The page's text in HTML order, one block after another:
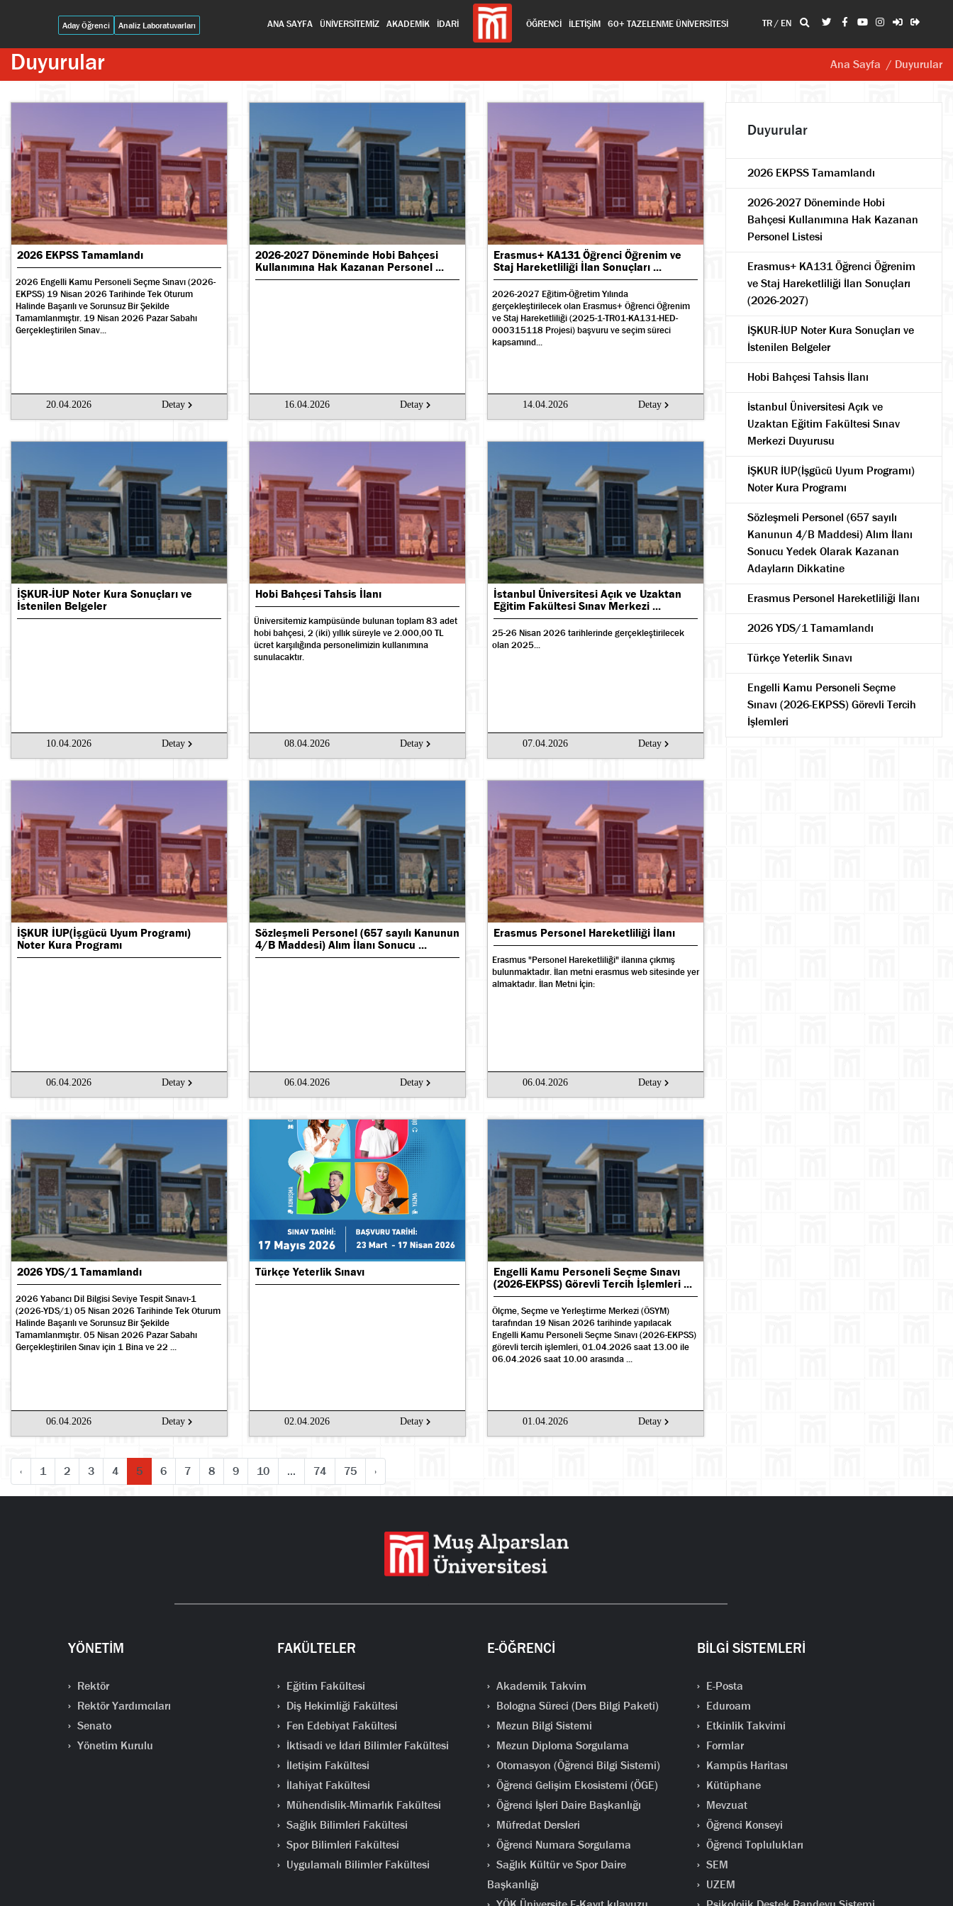
Aday Öğrenci Analiz Laboratuvarları ANA SAYFA ÜNİVERSİTEMİZ AKADEMİK İDARİ ÖĞRENCİ İLETİŞİM 60+ TAZELENME ÜNİVERSİTESİ TR/ EN
Duyurular Ana Sayfa / Duyurular
2026 EKPSS Tamamlandı
2026 Engelli Kamu Personeli Seçme Sınavı (2026-
EKPSS) 19 Nisan 2026 Tarihinde Tek Oturum
Halinde Başarılı ve Sorunsuz Bir Şekilde
Tamamlanmıştır. 19 Nisan 2026 Pazar Sabahı
Gerçekleştirilen Sınav...
20.04.2026 Detay
2026-2027 Döneminde Hobi Bahçesi
Kullanımına Hak Kazanan Personel ...
16.04.2026 Detay
Erasmus+ KA131 Öğrenci Öğrenim ve
Staj Hareketliliği İlan Sonuçları ...
2026-2027 Eğitim-Öğretim Yılında
gerçekleştirilecek olan Erasmus+ Öğrenci Öğrenim
ve Staj Hareketliliği (2025-1-TR01-KA131-HED-
000315118 Projesi) başvuru ve seçim süreci
kapsamınd...
14.04.2026 Detay
İŞKUR-İUP Noter Kura Sonuçları ve
İstenilen Belgeler
10.04.2026 Detay
Hobi Bahçesi Tahsis İlanı
Üniversitemiz kampüsünde bulunan toplam 83 adet
hobi bahçesi, 2 (iki) yıllık süreyle ve 2.000,00 TL
ücret karşılığında personelimizin kullanımına
sunulacaktır.
08.04.2026 Detay
İstanbul Üniversitesi Açık ve Uzaktan
Eğitim Fakültesi Sınav Merkezi ...
25-26 Nisan 2026 tarihlerinde gerçekleştirilecek
olan 2025...
07.04.2026 Detay
İŞKUR İUP(İşgücü Uyum Programı)
Noter Kura Programı
06.04.2026 Detay
Sözleşmeli Personel (657 sayılı Kanunun
4/B Maddesi) Alım İlanı Sonucu ...
06.04.2026 Detay
Erasmus Personel Hareketliliği İlanı
Erasmus "Personel Hareketliliği" ilanına çıkmış
bulunmaktadır. İlan metni erasmus web sitesinde yer
almaktadır. İlan Metni İçin:
06.04.2026 Detay
2026 YDS/1 Tamamlandı
2026 Yabancı Dil Bilgisi Seviye Tespit Sınavı-1
(2026-YDS/1) 05 Nisan 2026 Tarihinde Tek Oturum
Halinde Başarılı ve Sorunsuz Bir Şekilde
Tamamlanmıştır. 05 Nisan 2026 Pazar Sabahı
Gerçekleştirilen Sınav için 1 Bina ve 22 ...
06.04.2026 Detay
Türkçe Yeterlik Sınavı
02.04.2026 Detay
Engelli Kamu Personeli Seçme Sınavı
(2026-EKPSS) Görevli Tercih İşlemleri ...
Ölçme, Seçme ve Yerleştirme Merkezi (ÖSYM)
tarafından 19 Nisan 2026 tarihinde yapılacak
Engelli Kamu Personeli Seçme Sınavı (2026-EKPSS)
görevli tercih işlemleri, 01.04.2026 saat 13.00 ile
06.04.2026 saat 10.00 arasında ...
01.04.2026 Detay
‹ 1 2 3 4 5 6 7 8 9 10 ... 74 75 ›
Duyurular
2026 EKPSS Tamamlandı
2026-2027 Döneminde Hobi
Bahçesi Kullanımına Hak Kazanan
Personel Listesi
Erasmus+ KA131 Öğrenci Öğrenim
ve Staj Hareketliliği İlan Sonuçları
(2026-2027)
İŞKUR-İUP Noter Kura Sonuçları ve
İstenilen Belgeler
Hobi Bahçesi Tahsis İlanı
İstanbul Üniversitesi Açık ve
Uzaktan Eğitim Fakültesi Sınav
Merkezi Duyurusu
İŞKUR İUP(İşgücü Uyum Programı)
Noter Kura Programı
Sözleşmeli Personel (657 sayılı
Kanunun 4/B Maddesi) Alım İlanı
Sonucu Yedek Olarak Kazanan
Adayların Dikkatine
Erasmus Personel Hareketliliği İlanı
2026 YDS/1 Tamamlandı
Türkçe Yeterlik Sınavı
Engelli Kamu Personeli Seçme
Sınavı (2026-EKPSS) Görevli Tercih
İşlemleri
YÖNETİM
Rektör
Rektör Yardımcıları
Senato
Yönetim Kurulu
FAKÜLTELER
Eğitim Fakültesi
Diş Hekimliği Fakültesi
Fen Edebiyat Fakültesi
İktisadi ve İdari Bilimler Fakültesi
İletişim Fakültesi
İlahiyat Fakültesi
Mühendislik-Mimarlık Fakültesi
Sağlık Bilimleri Fakültesi
Spor Bilimleri Fakültesi
Uygulamalı Bilimler Fakültesi
E-ÖĞRENCİ
Akademik Takvim
Bologna Süreci (Ders Bilgi Paketi)
Mezun Bilgi Sistemi
Mezun Diploma Sorgulama
Otomasyon (Öğrenci Bilgi Sistemi)
Öğrenci Gelişim Ekosistemi (ÖGE)
Öğrenci İşleri Daire Başkanlığı
Müfredat Dersleri
Öğrenci Numara Sorgulama
Sağlık Kültür ve Spor Daire
Başkanlığı
BİLGİ SİSTEMLERİ
E-Posta
Eduroam
Etkinlik Takvimi
Formlar
Kampüs Haritası
Kütüphane
Mevzuat
Öğrenci Konseyi
Öğrenci Toplulukları
SEM
UZEM